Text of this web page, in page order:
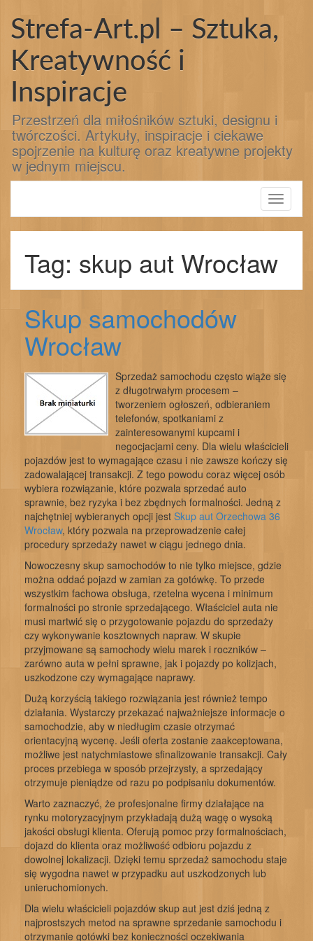
treściStrefa-Art.pl – Sztuka,
Kreatywność i
Inspiracje
Przestrzeń dla miłośników sztuki, designu i
twórczości. Artykuły, inspiracje i ciekawe
spojrzenie na kulturę oraz kreatywne projekty
w jednym miejscu.
Toggle
Tag: skup aut Wrocław
Skup samochodów
Wrocław
Sprzedaż samochodu często wiąże się
z długotrwałym procesem –
tworzeniem ogłoszeń, odbieraniem
telefonów, spotkaniami z
zainteresowanymi kupcami i
negocjacjami ceny. Dla wielu właścicieli
pojazdów jest to wymagające czasu i nie zawsze kończy się
zadowalającej transakcji. Z tego powodu coraz więcej osób
wybiera rozwiązanie, które pozwala sprzedać auto
sprawnie, bez ryzyka i bez zbędnych formalności. Jedną z
najchętniej wybieranych opcji jest Skup aut Orzechowa 36
Wrocław, który pozwala na przeprowadzenie całej
procedury sprzedaży nawet w ciągu jednego dnia.
Nowoczesny skup samochodów to nie tylko miejsce, gdzie
można oddać pojazd w zamian za gotówkę. To przede
wszystkim fachowa obsługa, rzetelna wycena i minimum
formalności po stronie sprzedającego. Właściciel auta nie
musi martwić się o przygotowanie pojazdu do sprzedaży
czy wykonywanie kosztownych napraw. W skupie
przyjmowane są samochody wielu marek i roczników –
zarówno auta w pełni sprawne, jak i pojazdy po kolizjach,
uszkodzone czy wymagające naprawy.
Dużą korzyścią takiego rozwiązania jest również tempo
działania. Wystarczy przekazać najważniejsze informacje o
samochodzie, aby w niedługim czasie otrzymać
orientacyjną wycenę. Jeśli oferta zostanie zaakceptowana,
możliwe jest natychmiastowe sfinalizowanie transakcji. Cały
proces przebiega w sposób przejrzysty, a sprzedający
otrzymuje pieniądze od razu po podpisaniu dokumentów.
Warto zaznaczyć, że profesjonalne firmy działające na
rynku motoryzacyjnym przykładają dużą wagę o wysoką
jakości obsługi klienta. Oferują pomoc przy formalnościach,
dojazd do klienta oraz możliwość odbioru pojazdu z
dowolnej lokalizacji. Dzięki temu sprzedaż samochodu staje
się wygodna nawet w przypadku aut uszkodzonych lub
unieruchomionych.
Dla wielu właścicieli pojazdów skup aut jest dziś jedną z
najprostszych metod na sprawne sprzedanie samochodu i
otrzymanie gotówki bez konieczności oczekiwania